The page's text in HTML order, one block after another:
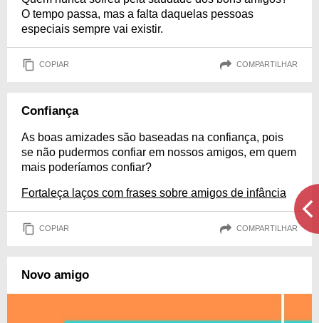
O tempo passa, mas a falta daquelas pessoas
especiais sempre vai existir.
COPIAR COMPARTILHAR
Confiança
As boas amizades são baseadas na confiança, pois
se não pudermos confiar em nossos amigos, em quem
mais poderíamos confiar?
Fortaleça laços com frases sobre amigos de infância
COPIAR COMPARTILHAR
Novo amigo